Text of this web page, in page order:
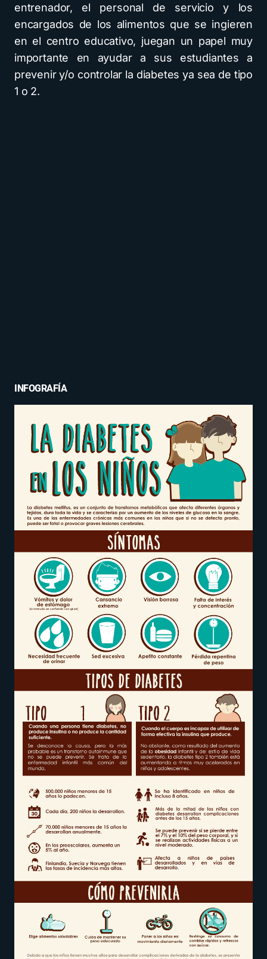
entrenador, el personal de servicio y los
encargados de los alimentos que se ingieren
en el centro educativo, juegan un papel muy
importante en ayudar a sus estudiantes a
prevenir y/o controlar la diabetes ya sea de tipo
1 o 2.
INFOGRAFÍA